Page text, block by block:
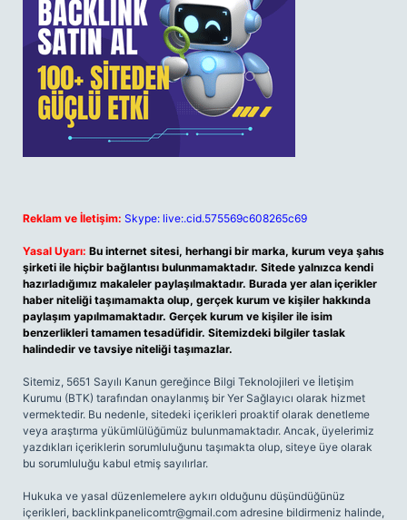
Reklam ve İletişim: Skype: live:.cid.575569c608265c69
Yasal Uyarı: Bu internet sitesi, herhangi bir marka, kurum veya şahıs
şirketi ile hiçbir bağlantısı bulunmamaktadır. Sitede yalnızca kendi
hazırladığımız makaleler paylaşılmaktadır. Burada yer alan içerikler
haber niteliği taşımamakta olup, gerçek kurum ve kişiler hakkında
paylaşım yapılmamaktadır. Gerçek kurum ve kişiler ile isim
benzerlikleri tamamen tesadüfidir. Sitemizdeki bilgiler taslak
halindedir ve tavsiye niteliği taşımazlar.
Sitemiz, 5651 Sayılı Kanun gereğince Bilgi Teknolojileri ve İletişim
Kurumu (BTK) tarafından onaylanmış bir Yer Sağlayıcı olarak hizmet
vermektedir. Bu nedenle, sitedeki içerikleri proaktif olarak denetleme
veya araştırma yükümlülüğümüz bulunmamaktadır. Ancak, üyelerimiz
yazdıkları içeriklerin sorumluluğunu taşımakta olup, siteye üye olarak
bu sorumluluğu kabul etmiş sayılırlar.
Hukuka ve yasal düzenlemelere aykırı olduğunu düşündüğünüz
içerikleri, backlinkpanelicomtr@gmail.com adresine bildirmeniz halinde,